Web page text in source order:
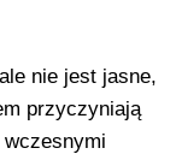
nie jest jasne,
przyczyniają